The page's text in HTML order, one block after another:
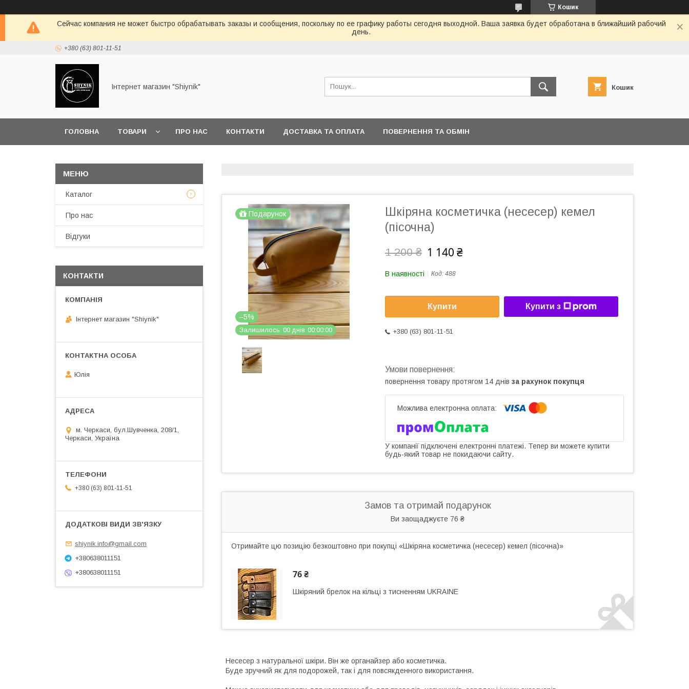
Кошик
Сейчас компания не может быстро обрабатывать заказы и сообщения, поскольку по ее графику работы сегодня выходной. Ваша заявка будет обработана в ближайший рабочий
день.
+380 (63) 801-11-51
Інтернет магазин "Shiynik" Кошик
ГОЛОВНА ТОВАРИ ПРО НАС КОНТАКТИ ДОСТАВКА ТА ОПЛАТА ПОВЕРНЕННЯ ТА ОБМІН
Подарунок
–5%
Залишилось 00 днів 00 00 00
Шкіряна косметичка (несесер) кемел
(пісочна)
1 200 ₴ 1 140 ₴
В наявності Код: 488
Купити Купити з
+380 (63) 801-11-51
повернення товару протягом 14 днів за рахунок покупця
У компанії підключені електронні платежі. Тепер ви можете купити
будь-який товар не покидаючи сайту.
Замов та отримай подарунок
Ви заощаджуєте 76 ₴
Отримайте цю позицію безкоштовно при покупці «Шкіряна косметичка (несесер) кемел (пісочна)»
76 ₴
Шкіряний брелок на кільці з тисненням UKRAINE
Несесер з натуральної шкіри. Він же органайзер або косметичка.
Буде зручний як для подорожей, так і для повсякденного використання.
Каталог
Про нас
Відгуки
КОНТАКТИ
Інтернет магазин "Shiynik"
Юлія
м. Черкаси, бул.Шувченка, 208/1,
Черкаси, Україна
+380 (63) 801-11-51
shiynik.info@gmail.com
+380638011151
+380638011151